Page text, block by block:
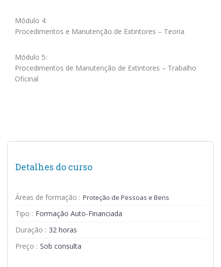
Módulo 4:
Procedimentos e Manutenção de Extintores – Teoria
Módulo 5:
Procedimentos de Manutenção de Extintores – Trabalho
Oficinal
Detalhes do curso
Áreas de formação : Proteção de Pessoas e Bens
Tipo : Formação Auto-Financiada
Duração : 32 horas
Preço : Sob consulta